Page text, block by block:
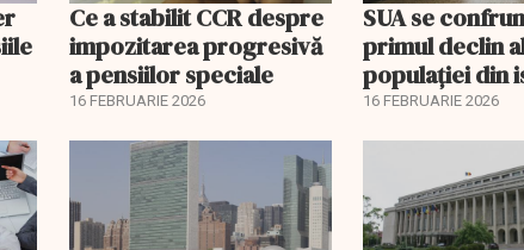
Ce a stabilit CCR despre
impozitarea progresivă
a pensiilor speciale
16 FEBRUARIE 2026
SUA se
primul declin
populației din
16 FEBRUARIE 2026